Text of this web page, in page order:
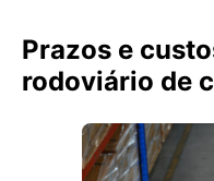
Prazos e
rodoviário de